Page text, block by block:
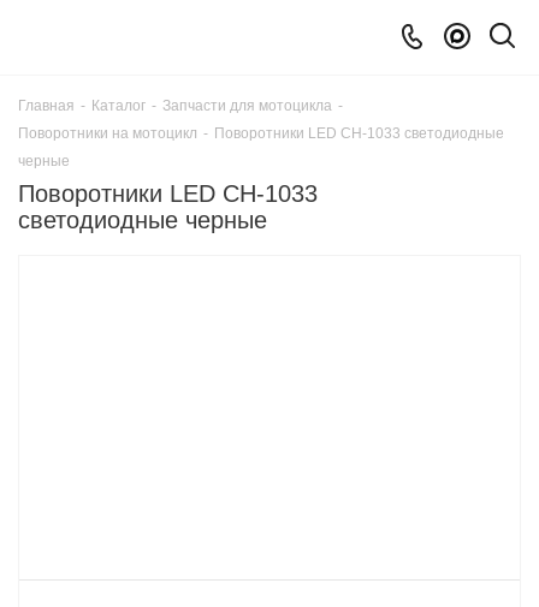
Главная - Каталог - Запчасти для мотоцикла -
Поворотники на мотоцикл - Поворотники LED CH-1033 светодиодные
черные
Поворотники LED CH-1033
светодиодные черные